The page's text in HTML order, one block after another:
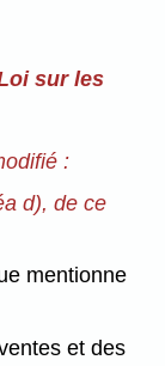
sur les
:
d), de ce
mentionne
et des